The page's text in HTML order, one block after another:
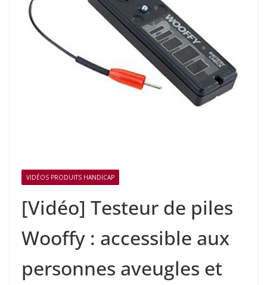
VIDÉOS PRODUITS HANDICAP
[Vidéo] Testeur de piles
Wooffy : accessible aux
personnes aveugles et